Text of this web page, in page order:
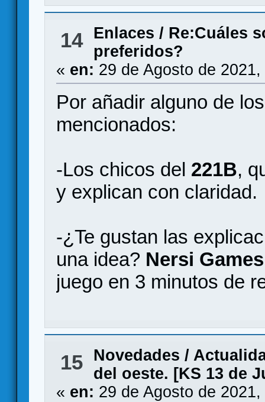
14 Enlaces / Re:Cuáles
preferidos?
« en: 29 de Agosto de
Por añadir alguno de
mencionados:
-Los chicos del 221B,
y explican con claridad.
-¿Te gustan las
una idea? Nersi Games
juego en 3 minutos de
15
Novedades /
del oeste. [KS 13 de
« en: 29 de Agosto de